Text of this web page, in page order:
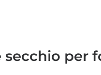
secchio per